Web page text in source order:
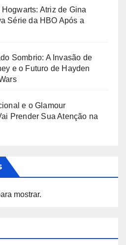
Atriz de Gina
Série da HBO Após a
Sombrio: A Invasão de
e o Futuro de Hayden
e o Glamour
Prender Sua Atenção na
mostrar.